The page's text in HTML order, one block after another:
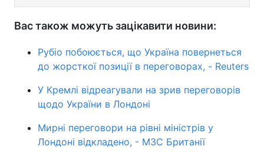
Вас також можуть зацікавити новини:
Рубіо побоюється, що Україна повернеться
до жорсткої позиції в переговорах, - Reuters
У Кремлі відреагували на зрив переговорів
щодо України в Лондоні
Мирні переговори на рівні міністрів у
Лондоні відкладено, - МЗС Британії